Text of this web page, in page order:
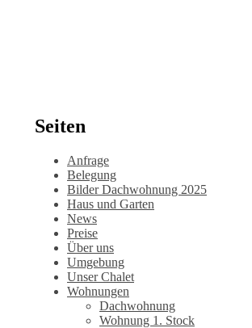
Seiten
Anfrage
Belegung
Bilder Dachwohnung 2025
Haus und Garten
News
Preise
Über uns
Umgebung
Unser Chalet
Wohnungen
Dachwohnung
Wohnung 1. Stock